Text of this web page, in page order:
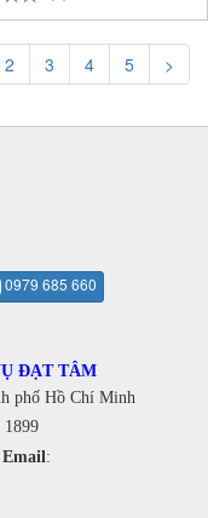
2 3 4 5 >
0979 685 660
ĐẠT TÂM
phố Hồ Chí Minh
1899
Email: